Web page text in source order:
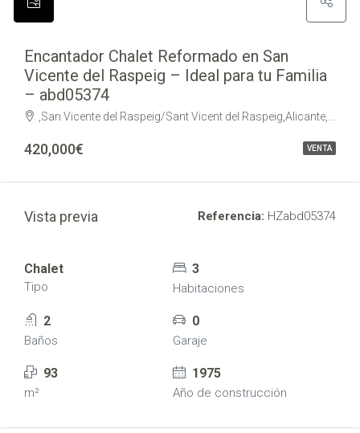
VENTA
Encantador Chalet Reformado en San
Vicente del Raspeig – Ideal para tu Familia
– abd05374
,San Vicente del Raspeig/Sant Vicent del Raspeig,Alicante,Spain
420,000€
Vista previa Referencia: HZabd05374
Chalet
Tipo
3
Habitaciones
2
Baños
0
Garaje
93
m²
1975
Año de construcción